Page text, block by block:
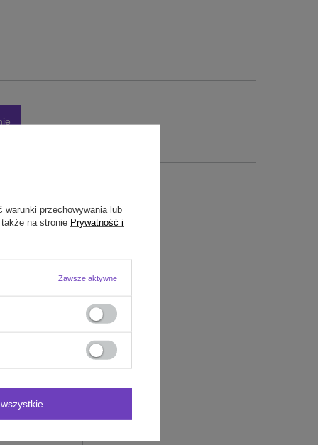
warunki przechowywania lub
na stronie Prywatność i
Zawsze aktywne